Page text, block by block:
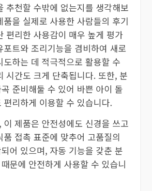
추천할 수밖에 없는지를 생각해보
품을 실제로 사용한 사람들의 후기
편리한 사용감이 매우 높게 평가
포트와 조리기능을 겸비하여 새로
도하는 데 적극적으로 활용할 수
시간도 크게 단축됩니다. 또한, 분
준비해둘 수 있어 바쁜 아이 돌
편리하게 이용할 수 있습니다.
이 제품은 안전성에도 신경을 쓰고
품 접촉 표준에 맞추어 고품질의
어 있으며, 자동 기능을 갖춘 분
문에 안전하게 사용할 수 있습니